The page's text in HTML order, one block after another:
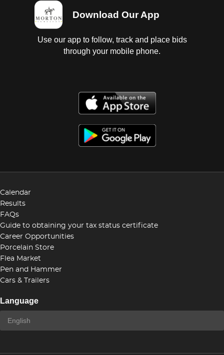
Download Our App
Use our app to follow, track and place bids
through your mobile phone.
Calendar
Results
FAQs
Guide to obtaining your tax status certificate
Career Opportunities
Porcelain Store
Flea Market
Pen and Hammer
Cars & Trailers
Language